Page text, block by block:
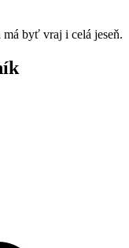
byť vraj i celá jeseň.